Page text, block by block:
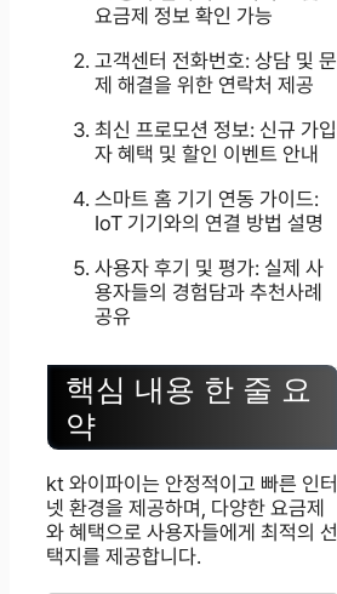
요금제 정보 확인 가능
고객센터 전화번호: 상담 및 문
제 해결을 위한 연락처 제공
최신 프로모션 정보: 신규 가입
자 혜택 및 할인 이벤트 안내
스마트 홈 기기 연동 가이드:
IoT 기기와의 연결 방법 설명
사용자 후기 및 평가: 실제 사
용자들의 경험담과 추천사례
공유
핵심 내용 한 줄 요
약
kt 와이파이는 안정적이고 빠른 인터
넷 환경을 제공하며, 다양한 요금제
와 혜택으로 사용자들에게 최적의 선
택지를 제공합니다.